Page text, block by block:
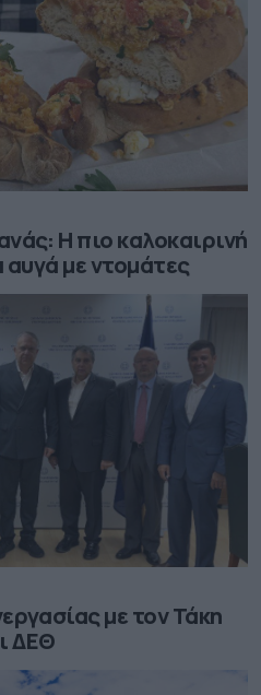
Η πιο καλοκαιρινή
αυγά με ντομάτες
με τον Τάκη
ΔΕΘ